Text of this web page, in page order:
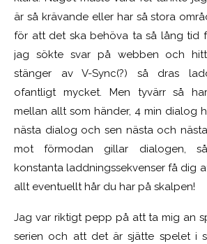
är så krävande eller har så stora
för att det ska behöva ta så lång tid
jag sökte svar på webben och
stänger av V-Sync(?) så dras
ofantligt mycket. Men tyvärr så
mellan allt som händer, 4 min dialog
nästa dialog och sen nästa och
mot förmodan gillar dialogen,
konstanta laddningssekvenser få dig
allt eventuellt hår du har på skalpen!
Jag var riktigt pepp på att ta mig an
serien och att det är sjätte spelet i